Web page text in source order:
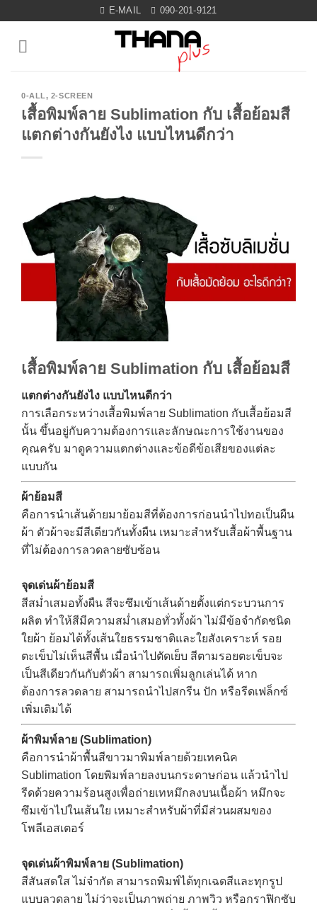
content
E-MAIL 090-201-9121
0-ALL, 2-SCREEN
เสื้อพิมพ์ลาย Sublimation กับ เสื้อย้อมสี
แตกต่างกันยังไง แบบไหนดีกว่า
เสื้อพิมพ์ลาย Sublimation กับ เสื้อย้อมสี
แตกต่างกันยังไง แบบไหนดีกว่า
การเลือกระหว่างเสื้อพิมพ์ลาย Sublimation กับเสื้อย้อมสี
นั้น ขึ้นอยู่กับความต้องการและลักษณะการใช้งานของ
คุณครับ มาดูความแตกต่างและข้อดีข้อเสียของแต่ละ
แบบกัน
ผ้าย้อมสี
คือการนำเส้นด้ายมาย้อมสีที่ต้องการก่อนนำไปทอเป็นผืน
ผ้า ตัวผ้าจะมีสีเดียวกันทั้งผืน เหมาะสำหรับเสื้อผ้าพื้นฐาน
ที่ไม่ต้องการลวดลายซับซ้อน
จุดเด่นผ้าย้อมสี
สีสม่ำเสมอทั้งผืน สีจะซึมเข้าเส้นด้ายตั้งแต่กระบวนการ
ผลิต ทำให้สีมีความสม่ำเสมอทั่วทั้งผ้าไม่มีข้อจำกัดชนิด
ใยผ้า ย้อมได้ทั้งเส้นใยธรรมชาติและใยสังเคราะห์ รอย
ตะเข็บไม่เห็นสีพื้น เมื่อนำไปตัดเย็บ สีตามรอยตะเข็บจะ
เป็นสีเดียวกันกับตัวผ้า สามารถเพิ่มลูกเล่นได้ หาก
ต้องการลวดลาย สามารถนำไปสกรีน ปัก หรือรีดเฟล็กซ์
เพิ่มเติมได้
ผ้าพิมพ์ลาย (Sublimation)
คือการนำผ้าพื้นสีขาวมาพิมพ์ลายด้วยเทคนิค
Sublimation โดยพิมพ์ลายลงบนกระดาษก่อน แล้วนำไป
รีดด้วยความร้อนสูงเพื่อถ่ายเทหมึกลงบนเนื้อผ้า หมึกจะ
ซึมเข้าไปในเส้นใย เหมาะสำหรับผ้าที่มีส่วนผสมของ
โพลีเอสเตอร์
จุดเด่นผ้าพิมพ์ลาย (Sublimation)
สีสันสดใส ไม่จำกัด สามารถพิมพ์ได้ทุกเฉดสีและทุกรูป
แบบลวดลาย ไม่ว่าจะเป็นภาพถ่าย ภาพวิว หรือกราฟิกซับ